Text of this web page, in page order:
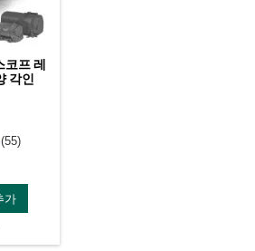
코프 레
각인
(55)
가